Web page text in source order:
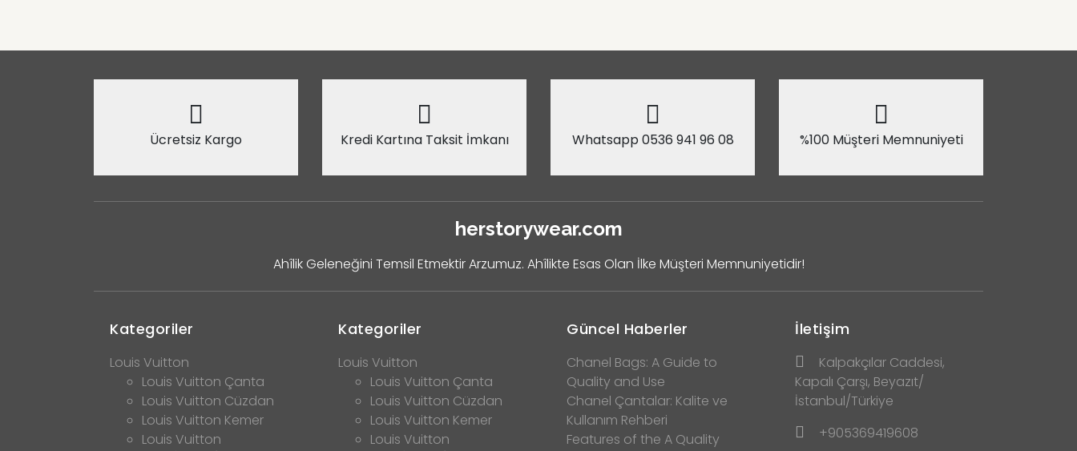
Ücretsiz Kargo Kredi Kartına Taksit İmkanı Whatsapp 0536 941 96 08 %100 Müşteri Memnuniyeti
herstorywear.com
Ahîlik Geleneğini Temsil Etmektir Arzumuz. Ahîlikte Esas Olan İlke Müşteri Memnuniyetidir!
Kategoriler
Louis Vuitton
Louis Vuitton Çanta
Louis Vuitton Cüzdan
Louis Vuitton Kemer
Louis Vuitton
Kategoriler
Louis Vuitton
Louis Vuitton Çanta
Louis Vuitton Cüzdan
Louis Vuitton Kemer
Louis Vuitton
Güncel Haberler
Chanel Bags: A Guide to
Quality and Use
Chanel Çantalar: Kalite ve
Kullanım Rehberi
Features of the A Quality
İletişim
Kalpakçılar Caddesi,
Kapalı Çarşı, Beyazıt/
İstanbul/Türkiye
+905369419608